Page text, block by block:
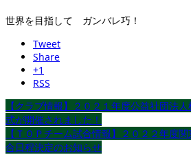
世界を目指して ガンバレ巧！
Tweet
Share
+1
RSS
【クラブ情報】２０２１年度公益社団法
式が開催されました！
【ＴＯＰチーム試合情報】２０２２年度
合日程決定のお知らせ